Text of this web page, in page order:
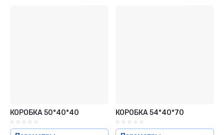
КОРОБКА 50*40*40 КОРОБКА 54*40*70